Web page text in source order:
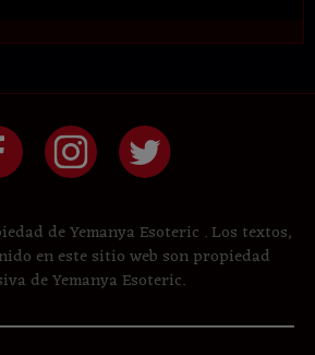
de Yemanya Esoteric . Los textos,
en este sitio web son propiedad
de Yemanya Esoteric.